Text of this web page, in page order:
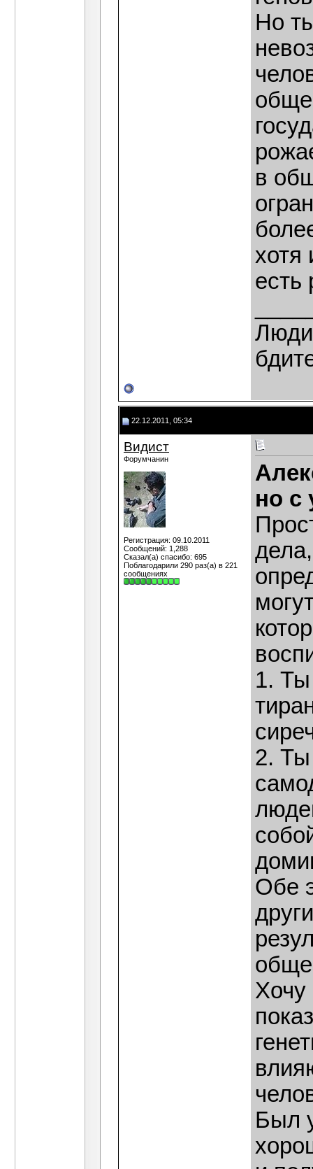
Но
в
хотя
есть
22.12.2011, 05:34
Видист
Форумчанин
Регистрация: 09.10.2011
Сообщений: 1,288
Сказал(а) спасибо: 695
Поблагодарили 290 раз(а) в 221
сообщениях
но с
1.
2.
Обе
Хочу
Был